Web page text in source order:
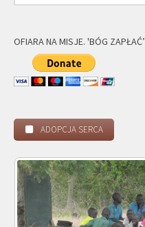
OFIARA NA MISJE. 'BÓG ZAPŁAĆ’
ADOPCJA SERCA